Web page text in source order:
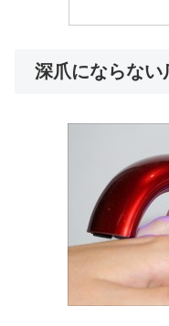
深爪にならない